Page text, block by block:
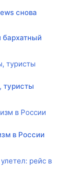
снова
бархатный
туристы
в России